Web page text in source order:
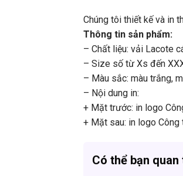
Chúng tôi thiết kế và in
Thông tin sản phẩm:
– Chất liệu: vải Lacote
– Size số từ Xs đến
– Màu sắc: màu trắng,
– Nội dung in:
+ Mặt trước: in logo
+ Mặt sau: in logo Công
Có thể bạn quan